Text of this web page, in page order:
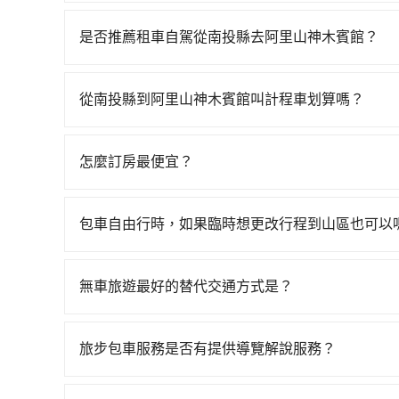
23:07，台中-嘉義一天最多有60班次高鐵可搭乘
計程車，搭上小黃後約花145分鐘、車費2,600元
黃了，南投縣少部分小黃司機不按表收費，看乘
是否推薦租車自駕從南投縣去阿里山神木賓館？
天就要來回，那在南投路邊可隨租隨借的iRent應
時40元路邊停車費用預估進去，但額外的汽車保
的車門仍未被修理，每一次租車都好像在開樂透
點仍有段距離，在遇到下雨天或者載行李時，就顯
從南投縣到阿里山神木賓館叫計程車划算嗎？
話至日月星光計程車等叫車看看。依照里程跳錶
機不按錶計費，約有58%會採現場議價，建議最
怎麼訂房最便宜？
區、價位、人數、特殊需求來搜尋適合的旅店與
就完成，事先不用電話確認空房，事後也不用告
打電話問的價格可能比民宿訂房網來得便宜，但
包車自由行時，如果臨時想更改行程到山區也可以
額外的費用收取。但是，這些費用會在您下訂單
無車旅遊最好的替代交通方式是？
車、捷運、客運等，或者考慮租車。如果您想要
旅步包車服務是否有提供導覽解說服務？